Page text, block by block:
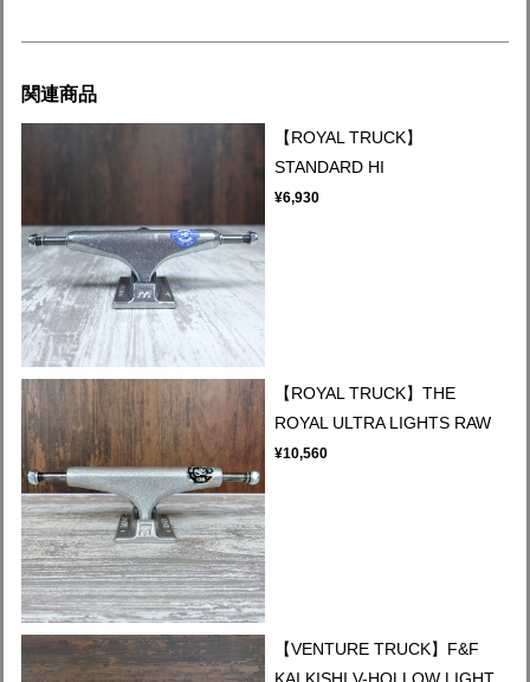
関連商品
【ROYAL TRUCK】
STANDARD HI
¥6,930
【ROYAL TRUCK】THE
ROYAL ULTRA LIGHTS RAW
¥10,560
【VENTURE TRUCK】F&F
KAI KISHI V-HOLLOW LIGHT